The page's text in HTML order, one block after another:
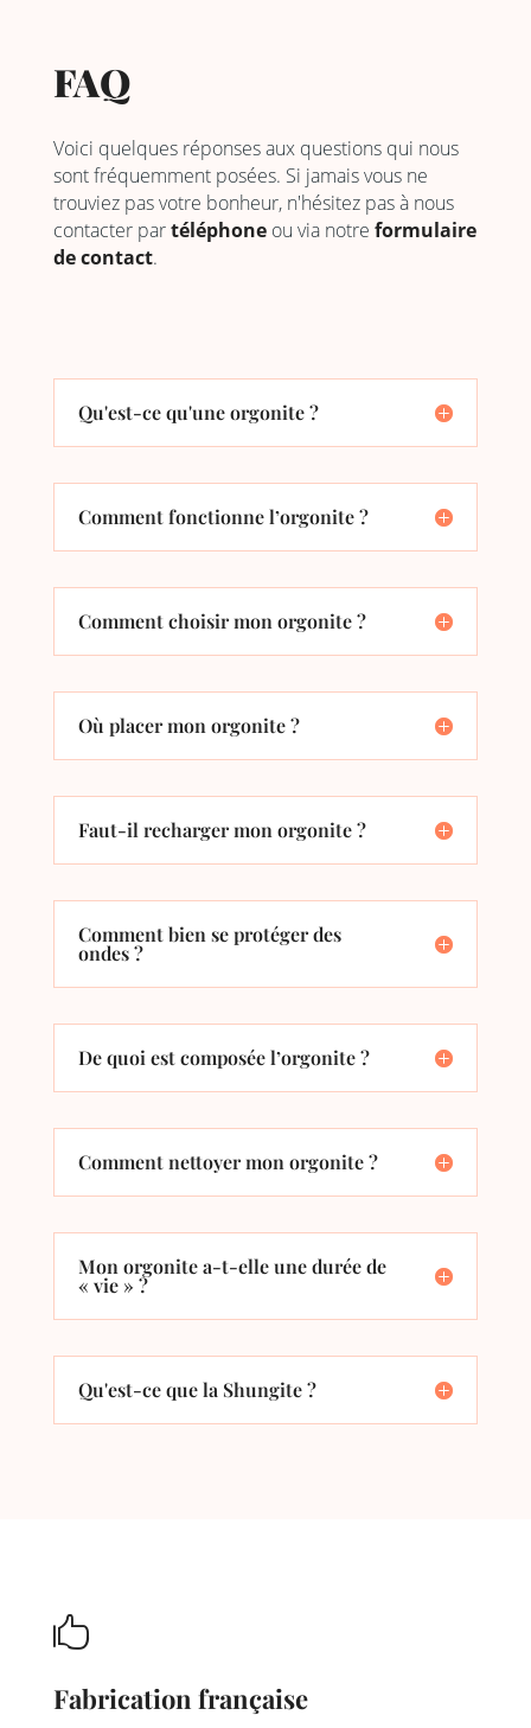
FAQ
Voici quelques réponses aux questions qui nous
sont fréquemment posées. Si jamais vous ne
trouviez pas votre bonheur, n'hésitez pas à nous
contacter partéléphoneou via notre formulaire
de contact.
Qu'est-ce qu'une orgonite ?
Comment fonctionne l’orgonite ?
Comment choisir mon orgonite ?
Où placer mon orgonite ?
Faut-il recharger mon orgonite ?
Comment bien se protéger des
ondes ?
De quoi est composée l’orgonite ?
Comment nettoyer mon orgonite ?
Mon orgonite a-t-elle une durée de
« vie » ?
Qu'est-ce que la Shungite ?

Fabrication française